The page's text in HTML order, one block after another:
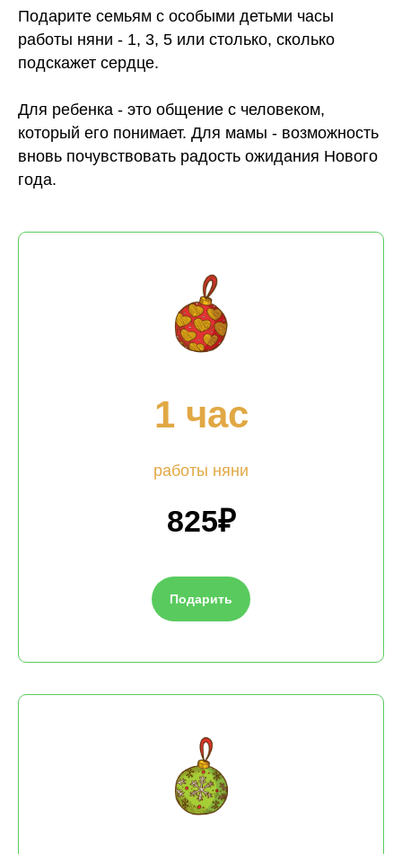
Подарите семьям с особыми детьми часы
работы няни - 1, 3, 5 или столько, сколько
подскажет сердце.
Для ребенка - это общение с человеком,
который его понимает. Для мамы - возможность
вновь почувствовать радость ожидания Нового
года.
1 час
работы няни
825₽
Подарить